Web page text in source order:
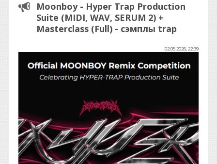
Moonboy - Hyper Trap Production
Suite (MIDI, WAV, SERUM 2) +
Masterclass (Full) - сэмплы trap
02.05.2026, 22:39